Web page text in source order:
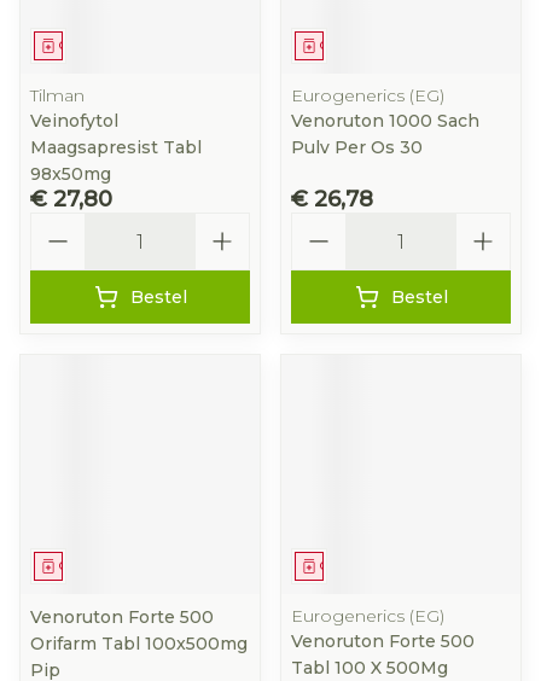
Geneesmiddel
Tilman
Veinofytol
Maagsapresist Tabl
98x50mg
€ 27,80
Bestel
Geneesmiddel
Eurogenerics (EG)
Venoruton 1000 Sach
Pulv Per Os 30
€ 26,78
Bestel
Geneesmiddel
Venoruton Forte 500
Orifarm Tabl 100x500mg
Pip
Geneesmiddel
Eurogenerics (EG)
Venoruton Forte 500
Tabl 100 X 500Mg